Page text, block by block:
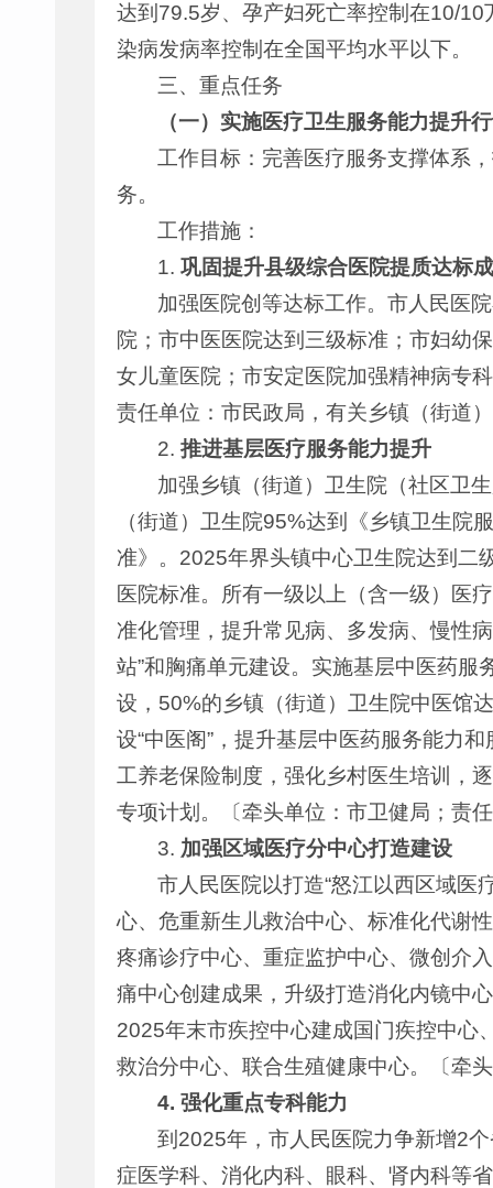
达到79.5岁、孕产妇死亡率控制在10/
染病发病率控制在全国平均水平以下。
三、重点任务
（一） 实施医疗卫生服务能力提升
工作目标：完善医疗服务支撑体系
务。
工作措施：
1.巩固提升县级综合医院提质达标
加强医院创等达标工作。市人民医
院；市中医医院达到三级标准；市妇幼
女儿童医院；市安定医院加强精神病专
责任单位：市民政局，有关乡镇（街道
2.推进基层医疗服务能力提升
加强乡镇（街道）卫生院（社区卫
（街道）卫生院95%达到《乡镇卫生院
准》。2025年界头镇中心卫生院达到二
医院标准。所有一级以上（含一级）医
准化管理，提升常见病、多发病、慢性
站”和胸痛单元建设。实施基层中医药服
设，50%的乡镇（街道）卫生院中医馆
设“中医阁”，提升基层中医药服务能力
工养老保险制度，强化乡村医生培训，
专项计划。〔牵头单位：市卫健局；责
3. 加强区域医疗分中心打造建设
市人民医院以打造“怒江以西区域医
心、危重新生儿救治中心、标准化代谢
疼痛诊疗中心、重症监护中心、微创介
痛中心创建成果，升级打造消化内镜中
2025年末市疾控中心建成国门疾控中心
救治分中心、联合生殖健康中心。〔牵
4. 强化重点专科能力
到2025年，市人民医院力争新增2
症医学科、消化内科、眼科、肾内科等